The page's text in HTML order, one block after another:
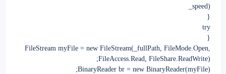
_speed)
{
try
{
FileStream myFile = new FileStream(_fullPath, FileMode.Open,
FileAccess.Read, FileShare.ReadWrite);
BinaryReader br = new BinaryReader(myFile);